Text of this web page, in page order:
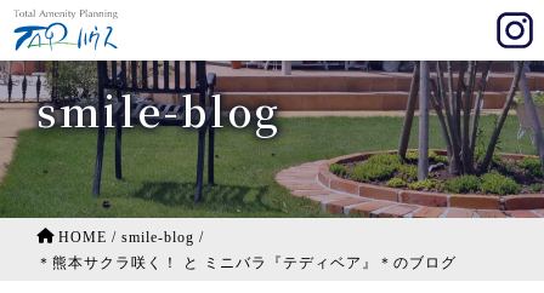
smile-blog
HOME / smile-blog /
＊熊本サクラ咲く！ と ミニバラ『テディベア』＊のブログ